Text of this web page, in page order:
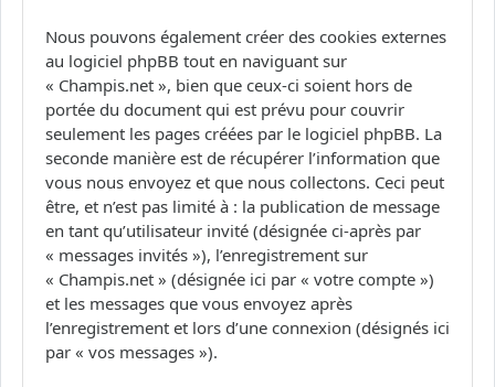
Nous pouvons également créer des cookies externes
au logiciel phpBB tout en naviguant sur
« Champis.net », bien que ceux-ci soient hors de
portée du document qui est prévu pour couvrir
seulement les pages créées par le logiciel phpBB. La
seconde manière est de récupérer l’information que
vous nous envoyez et que nous collectons. Ceci peut
être, et n’est pas limité à : la publication de message
en tant qu’utilisateur invité (désignée ci-après par
« messages invités »), l’enregistrement sur
« Champis.net » (désignée ici par « votre compte »)
et les messages que vous envoyez après
l’enregistrement et lors d’une connexion (désignés ici
par « vos messages »).